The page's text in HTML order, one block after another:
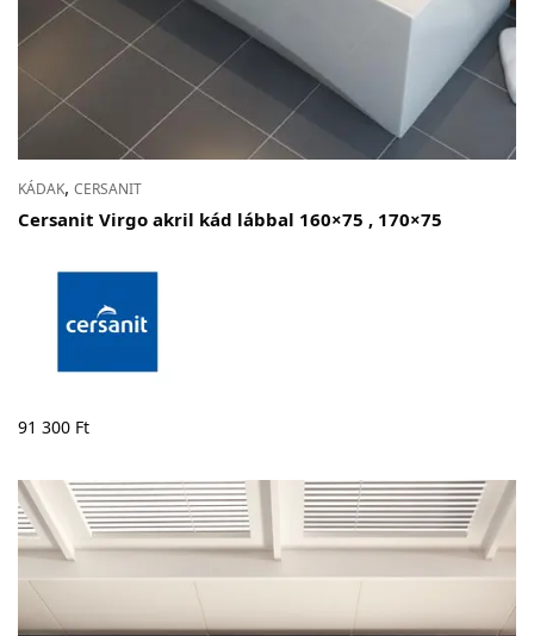
KÁDAK, CERSANIT
Cersanit Virgo akril kád lábbal 160×75 , 170×75
91 300 Ft